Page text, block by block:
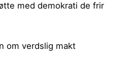
med demokrati de frir
om verdslig makt